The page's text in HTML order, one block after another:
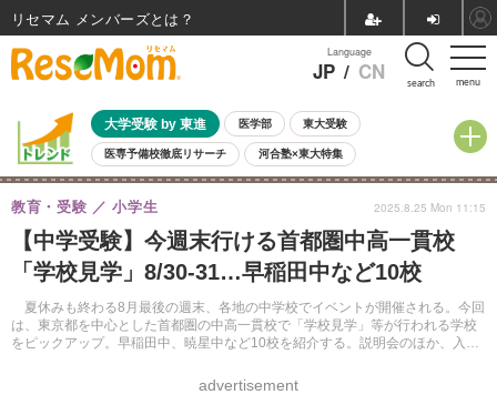
menu
Language
JP / CN search
大学受験 by 東進 医学部 東大受験
医専予備校徹底リサーチ 河合塾×東大特集
親子で考える大学選び 高校受験 中学受験 小学校受験
共通テスト 夏休み
8月開催イベント・WS 全国公立高校 過去問 人気記事
自由研究教材（小学生向け） 自由研究教材（中学生向け） ランキング
【中学受験】今週末行ける首都圏中高一貫校
「学校見学」8/30-31…早稲田中など10校
夏休みも終わる8月最後の週末、各地の中学校でイベントが開催される。今回
は、東京都を中心とした首都圏の中高一貫校で「学校見学」等が行われる学校
をピックアップ。早稲田中、暁星中など10校を紹介する。説明会のほか、入試
教育・受験 小学生
advertisement
2025.8.25 Mon 11:15
リセマム メンバーズ